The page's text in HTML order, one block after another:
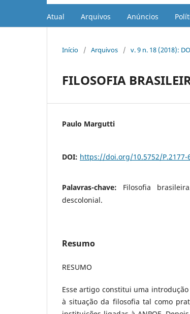
Atual Arquivos Anúncios
Início / Arquivos / v. 9 n. 18 (2018):
FILOSOFIA
Paulo Margutti
DOI: https://doi.org/10.5752/P.2177-
Palavras-chave: Filosofia
descolonial.
Resumo
RESUMO
Esse artigo constitui uma
à situação da filosofia tal como